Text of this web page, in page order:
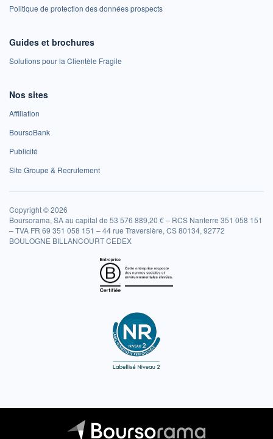
Politique de protection des données prospects
Guides et brochures
Solutions pour la Clientèle Fragile
Nos sites
Affiliation
BoursoBank
Publicité
Site Groupe & Recrutement
Copyright © 2026
Boursorama, SA au capital de 53 576 889,20 € – RCS Nanterre 351 058 151
– TVA FR 69 351 058 151 – 44 rue Traversière, CS 80134, 92772
BOULOGNE BILLANCOURT CEDEX